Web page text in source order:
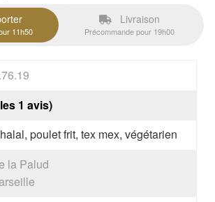
11h50
Livraison
Précommande pour 19h00
1 avis)
poulet frit, tex mex, végétarien
la Palud